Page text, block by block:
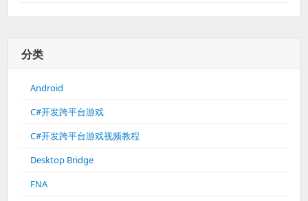
分类
Android
C#开发跨平台游戏
C#开发跨平台游戏视频教程
Desktop Bridge
FNA